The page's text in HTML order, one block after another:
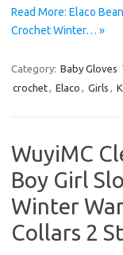
Read More: Elaco
Crochet Winter… »
Category: Baby Gloves
crochet, Elaco , Girls ,
WuyiMC
Boy Girl
Winter
Collars 2